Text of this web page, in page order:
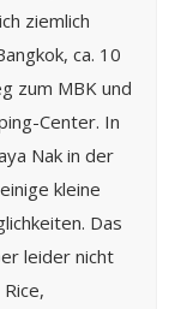
ziemlich
ca. 10
zum MBK und
Center. In
Nak in der
kleine
Das
leider nicht